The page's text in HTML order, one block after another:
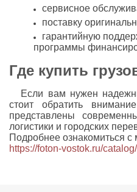
сервисное
поставку
гарантийную
программы
Где купить
Если вам нужен
стоит обратить
представлены
логистики и городских
Подробнее ознакомиться
https://foton-vostok.ru/